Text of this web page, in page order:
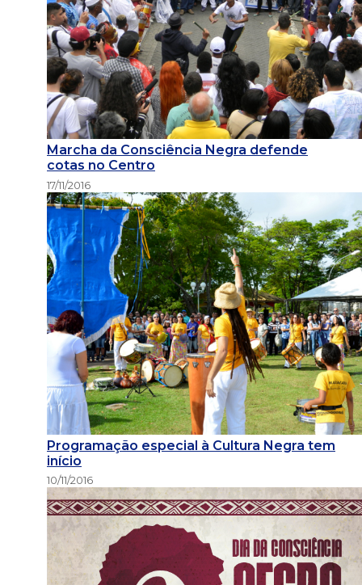
Marcha da Consciência Negra defende
cotas no Centro
17/11/2016
Programação especial à Cultura Negra tem
início
10/11/2016